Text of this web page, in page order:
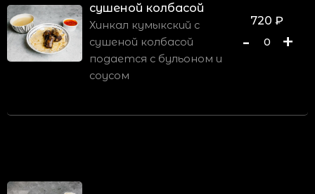
сушеной колбасой
Хинкал кумыкский с
сушеной колбасой
подается с бульоном и
соусом
720 ₽
- 0 +